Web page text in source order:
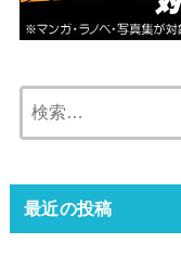
最近の投稿